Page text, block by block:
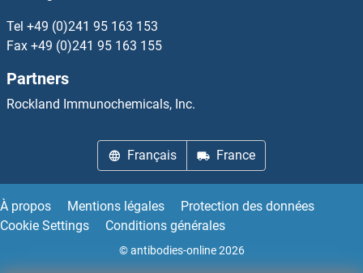
NDUFB8 Anticorps
NDUFB9 Anticorps
NDUFC1 Anticorps
NDUFS1 Anticorps
NDUFS2 Anticorps
NDUFS3 Anticorps
Tel +49 (0)241 95 163 153
Fax +49 (0)241 95 163 155
Partners
Rockland Immunochemicals, Inc.
Français France
À propos Mentions légales
Protection des données
Cookie Settings
Conditions générales
© antibodies-online 2026